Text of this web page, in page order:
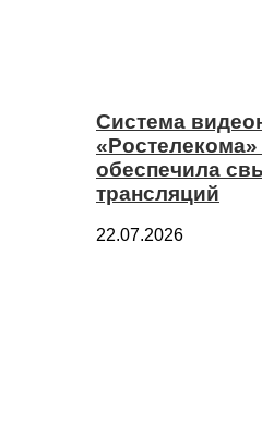
Система
обеспечила
трансляций
22.07.2026